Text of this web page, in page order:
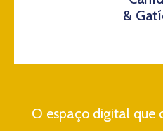
&
O espaço digital que